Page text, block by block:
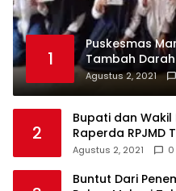
1
Puskesmas
Tambah
Agustus 2, 2021
2
Bupati dan
Raperda RPJMD
Agustus 2, 2021 0
Buntut Dari